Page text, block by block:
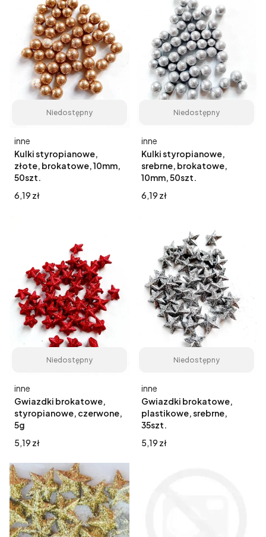
Niedostępny
Kulki styropianowe,
złote, brokatowe, 10mm,
50szt.
Producent
inne
Cena
6,19 zł
Niedostępny
Kulki styropianowe,
srebrne, brokatowe,
10mm, 50szt.
Producent
inne
Cena
6,19 zł
Niedostępny
Gwiazdki brokatowe,
styropianowe, czerwone,
5g
Producent
inne
Cena
5,19 zł
Niedostępny
Gwiazdki brokatowe,
plastikowe, srebrne,
35szt.
Producent
inne
Cena
5,19 zł